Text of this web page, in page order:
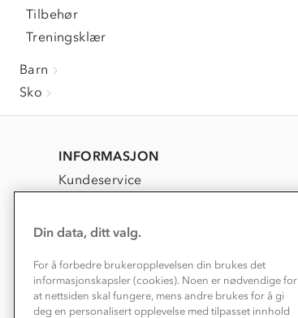
Tilbehør
Treningsklær
Barn
Sko
INFORMASJON
Kundeservice
Kundeklubb
Våre butikker
Bedrift, barnehage og SFO
Presse
Din data, ditt valg.
For å forbedre brukeropplevelsen din brukes det
informasjonskapsler (cookies). Noen er nødvendige for
at nettsiden skal fungere, mens andre brukes for å gi
deg en personalisert opplevelse med tilpasset innhold